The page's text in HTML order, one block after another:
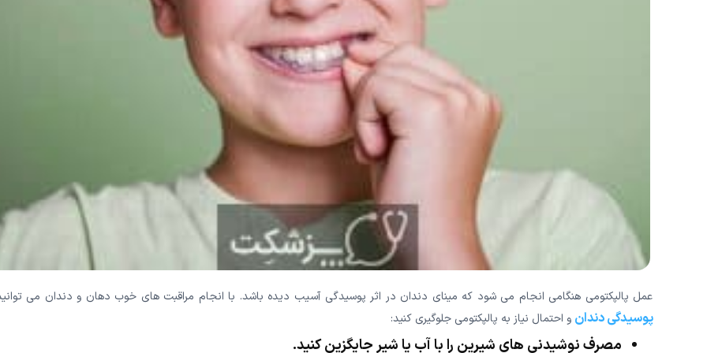
عمل پالپکتومی هنگامی انجام می شود که مینای دندان در اثر پوسیدگی آسیب دیده باشد. با انجام مراقبت های خوب دهان و دندان می
پوسیدگی دندان و احتمال نیاز به پالپکتومی جلوگیری کنید:
مصرف نوشیدنی های شیرین را با آب یا شیر جایگزین کنید.